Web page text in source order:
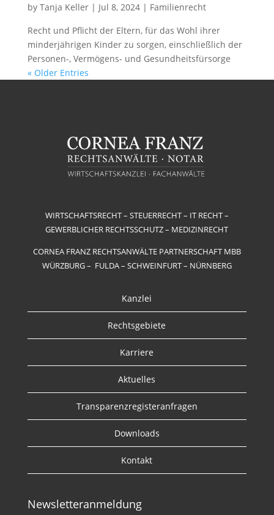
by Tanja Keller| Jul 8, 2024| Familienrecht
Recht und Pflicht der Eltern, für das Wohl ihrer
minderjährigen Kinder zu sorgen, einschließlich der
Personen-, Vermögens- und Gesundheitsfürsorge
« Older Entries
WIRTSCHAFTSRECHT – STEUERRECHT – IT RECHT –
GEWERBLICHER RECHTSSCHUTZ – MEDIZINRECHT
CORNEA FRANZ RECHTSANWÄLTE PARTNERSCHAFT MBB
WÜRZBURG – FULDA – SCHWEINFURT – NÜRNBERG
Kanzlei
Rechtsgebiete
Karriere
Aktuelles
Transparenzregisteranfragen
Downloads
Kontakt
Newsletteranmeldung